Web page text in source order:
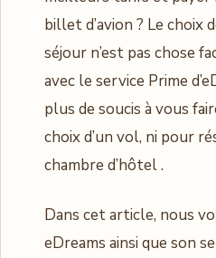
billet d’avion ? Le choix
séjour n’est pas chose
avec le service Prime
plus de soucis à vous
choix d’un vol, ni pour
chambre d’hôtel .
Dans cet article, nous
eDreams ainsi que son